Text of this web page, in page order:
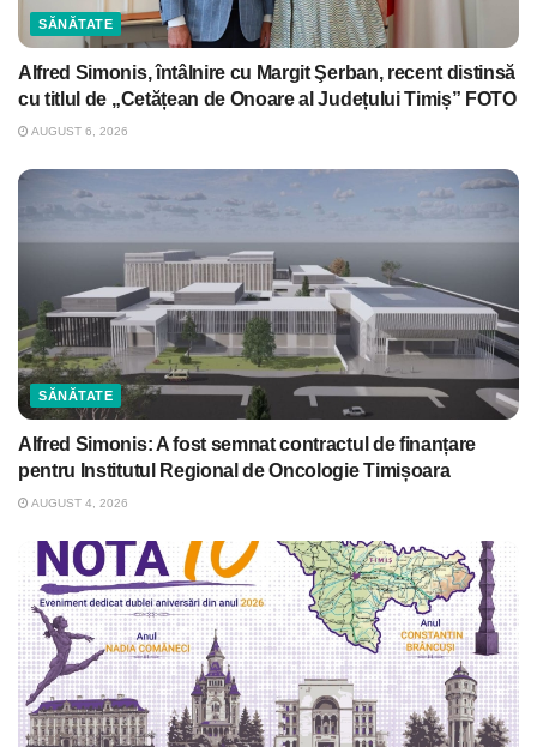
SĂNĂTATE
Alfred Simonis, întâlnire cu Margit Şerban, recent distinsă
cu titlul de „Cetățean de Onoare al Județului Timiș” FOTO
AUGUST 6, 2026
SĂNĂTATE
Alfred Simonis: A fost semnat contractul de finanțare
pentru Institutul Regional de Oncologie Timișoara
AUGUST 4, 2026